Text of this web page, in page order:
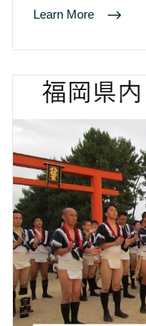
Learn More